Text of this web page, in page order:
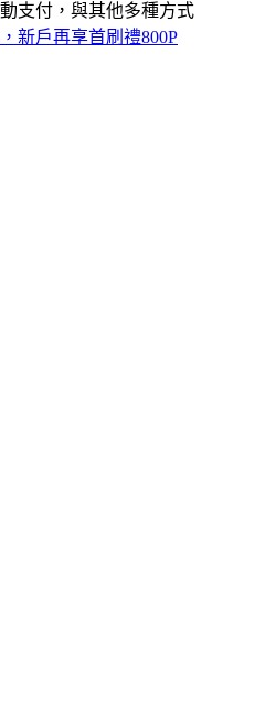
支付，與其他多種方式
新戶再享首刷禮800P